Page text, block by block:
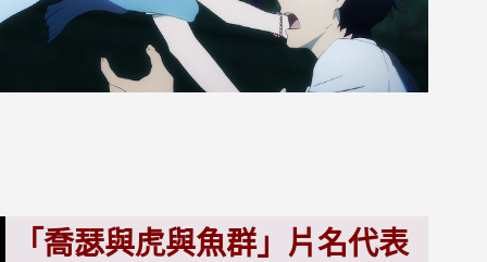
「喬瑟與虎與魚群」片名代表